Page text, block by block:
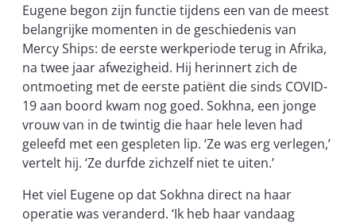
Eugene begon zijn functie tijdens een van de meest
belangrijke momenten in de geschiedenis van
Mercy Ships: de eerste werkperiode terug in Afrika,
na twee jaar afwezigheid. Hij herinnert zich de
ontmoeting met de eerste patiënt die sinds COVID-
19 aan boord kwam nog goed. Sokhna, een jonge
vrouw van in de twintig die haar hele leven had
geleefd met een gespleten lip. ‘Ze was erg verlegen,’
vertelt hij. ‘Ze durfde zichzelf niet te uiten.’
Het viel Eugene op dat Sokhna direct na haar
operatie was veranderd. ‘Ik heb haar vandaag